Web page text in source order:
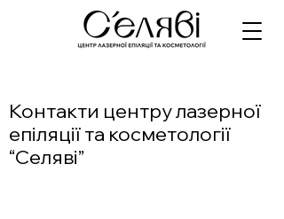
Контакти центру лазерної
епіляції та косметології
“Селяві”